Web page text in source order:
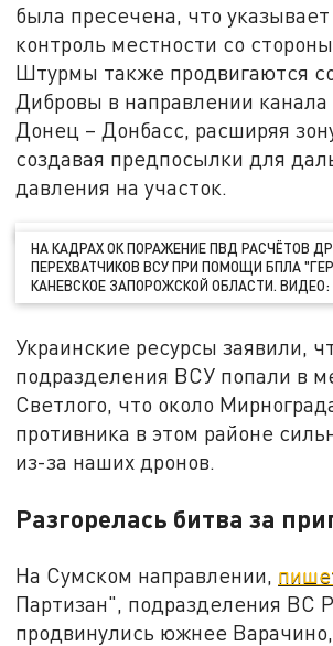
была пресечена, что
контроль местности со
Штурмы также продвигаются
Дибровы в направлении
Донец – Донбасс, расширяя
создавая предпосылки для
давления на участок.
НА КАДРАХ ОК ПОРАЖЕНИЕ ПВД РАСЧЁТОВ
ПЕРЕХВАТЧИКОВ ВСУ ПРИ ПОМОЩИ БПЛА
КАНЕВСКОЕ ЗАПОРОЖСКОЙ ОБЛАСТИ. ВИДЕО:
Украинские ресурсы заявили,
подразделения ВСУ попали в
Светлого, что около
противника в этом районе
из-за наших дронов.
Разгорелась битва за
На Сумском направлении,
Партизан", подразделения ВС
продвинулись южнее